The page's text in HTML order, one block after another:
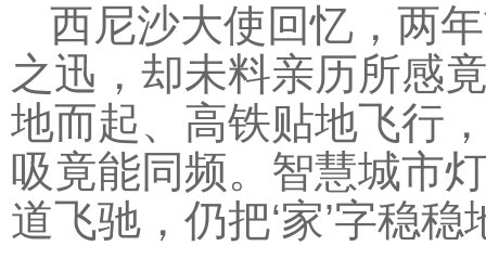
西尼沙大使回忆，两
之迅，却未料亲历所感
地而起、高铁贴地飞行
吸竟能同频。智慧城市
道飞驰，仍把‘家’字稳稳